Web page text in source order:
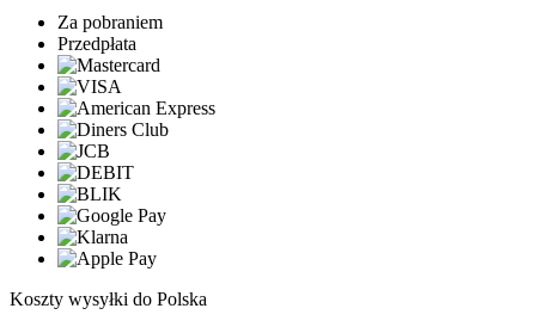
Za pobraniem
Przedpłata
Koszty wysyłki do Polska